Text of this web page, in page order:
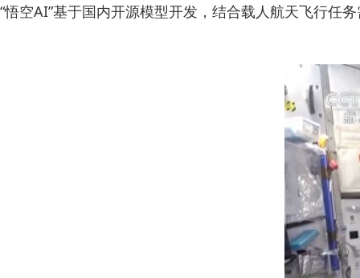
“悟空AI”基于国内开源模型开发，结合载人航天飞行任